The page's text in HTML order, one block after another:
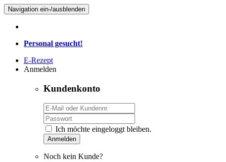
Navigation ein-/ausblenden
Personal gesucht!
E-Rezept
Anmelden
Kundenkonto
Ich möchte eingeloggt bleiben.
Anmelden
Noch kein Kunde?